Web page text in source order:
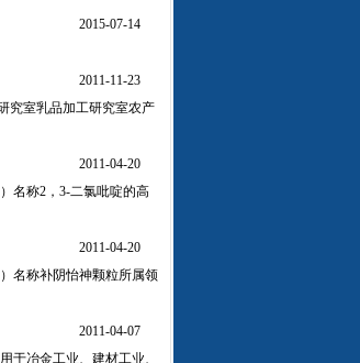
2015-07-14
2011-11-23
究室乳品加工研究室农产
2011-04-20
名称2，3-二氯吡啶的高
2011-04-20
名称补阴怡神颗粒所属领
2011-04-07
于冶金工业、建材工业、